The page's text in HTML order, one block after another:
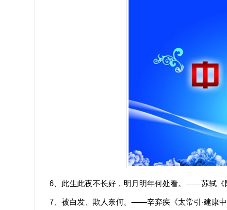
6、此生此夜不长好，明月明年何处看。——苏轼《
7、被白发、欺人奈何。——辛弃疾《太常引·建康中